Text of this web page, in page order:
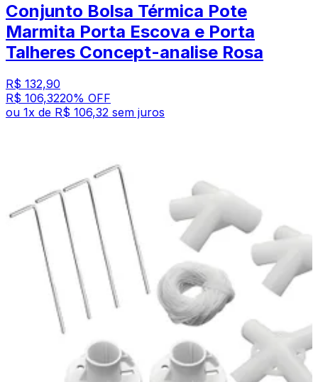
Conjunto Bolsa Térmica Pote
Marmita Porta Escova e Porta
Talheres Concept-analise Rosa
R$ 132,90
R$ 106,3220% OFF
ou 1x de R$ 106,32 sem juros